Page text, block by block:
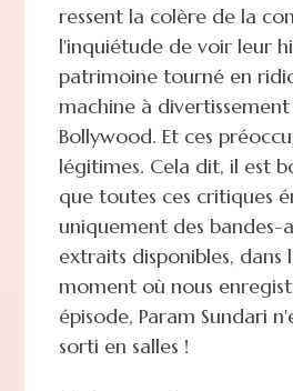
ressent la colère de la
l'inquiétude de voir leur
patrimoine tourné en
machine à
Bollywood. Et ces
légitimes. Cela dit, il est
que toutes ces critiques
uniquement des bandes-
extraits disponibles, dans
moment où nous
épisode, Param Sundari
sorti en salles !